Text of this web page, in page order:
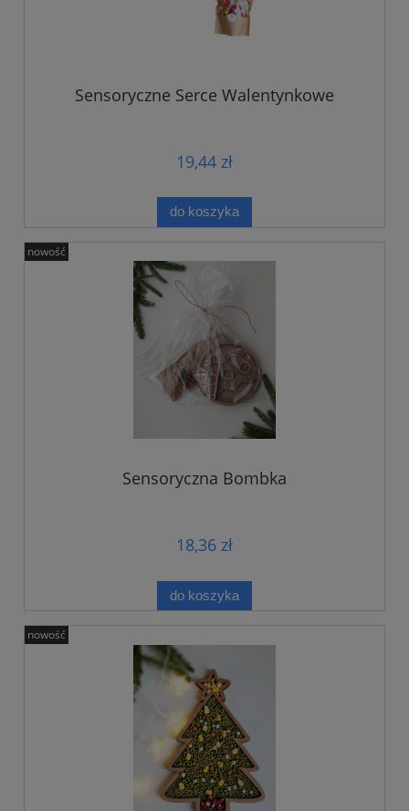
Sensoryczne Serce Walentynkowe
19,44 zł
do koszyka
Sensoryczna Bombka
18,36 zł
do koszyka
nowość
nowość